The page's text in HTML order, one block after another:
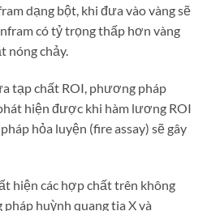
dạng bột, khi đưa vào vàng sẽ
có tỷ trọng thấp hơn vàng
nóng chảy.
tạp chất ROI, phương pháp
hiện được khi hàm lương ROI
hỏa luyện (fire assay) sẽ gây
hiện các hợp chất trên không
huỳnh quang tia X và